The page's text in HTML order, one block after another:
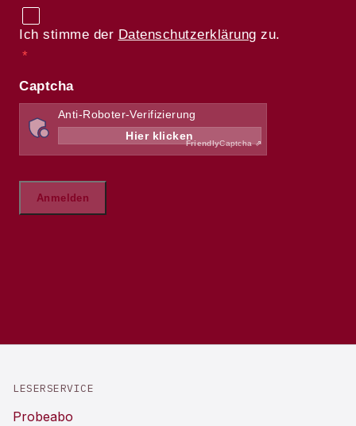
LESERSERVICE
Probeabo